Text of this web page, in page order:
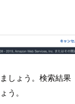
しょう。検索結果
う。